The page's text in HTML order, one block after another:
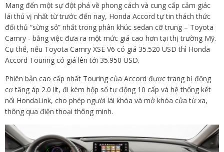
Mang đến một sự đột phá về phong cách và cung cấp cảm giác
lái thú vị nhất từ trước đến nay, Honda Accord tự tin thách thức
đối thủ “sừng sỏ” nhất trong phân khúc sedan cỡ trung – Toyota
Camry - bằng việc đưa ra một mức giá cao hơn tại thị trường Mỹ.
Cụ thể, nếu Toyota Camry XSE V6 có giá 35.520 USD thì Honda
Accord Touring có giá lên tới 35.950 USD.
Phiên bản cao cấp nhất Touring của Accord được trang bị động
cơ tăng áp 2.0 lít, đi kèm hộp số tự động 10 cấp và hệ thống kết
nối HondaLink, cho phép người lái khóa và mở khóa cửa từ xa,
thông qua điện thoại thông minh.